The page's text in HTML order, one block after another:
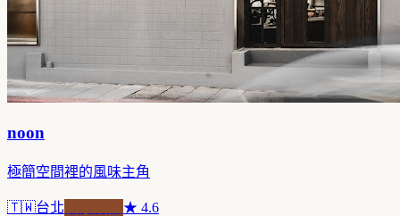
noon
極簡空間裡的風味主角
🇹🇼台北 ★ 4.6